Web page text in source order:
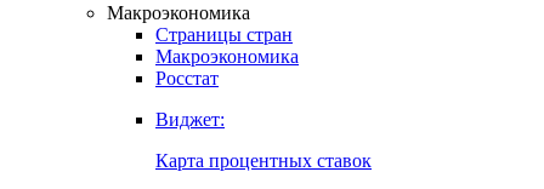
Макроэкономика
Страницы стран
Макроэкономика
Росстат
Виджет:
Карта процентных ставок